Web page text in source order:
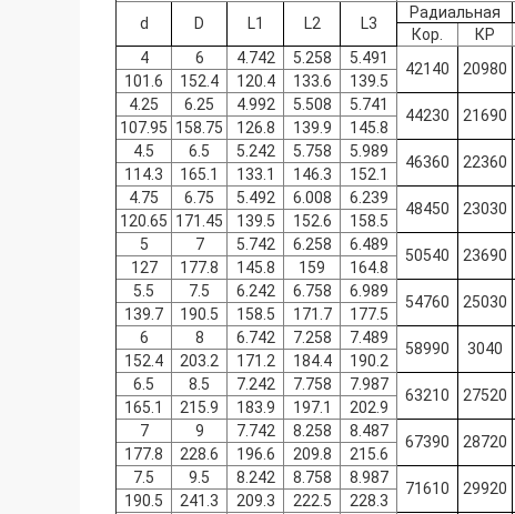
d
D L1 L2 L3
Радиальная
Кор. КР
4
6 4.742 5.258 5.491
42140 20980
101.6 152.4 120.4 133.6
139.5
4.25
6.25 4.992 5.508 5.741
44230 21690
107.95 158.75 126.8 139.9
145.8
4.5
6.5 5.242 5.758 5.989
46360 22360
114.3 165.1 133.1 146.3
152.1
4.75
6.75 5.492 6.008 6.239
48450 23030
120.65 171.45 139.5 152.6
158.5
5
7 5.742 6.258 6.489
50540 23690
127 177.8 145.8 159
164.8
5.5
7.5 6.242 6.758 6.989
54760 25030
139.7 190.5 158.5 171.7
177.5
6
8 6.742 7.258 7.489
58990 3040
152.4 203.2 171.2 184.4
190.2
6.5
8.5 7.242 7.758 7.987
63210 27520
165.1 215.9 183.9 197.1
202.9
7
9 7.742 8.258 8.487
67390 28720
177.8 228.6 196.6 209.8
215.6
7.5
9.5 8.242 8.758 8.987
71610 29920
190.5 241.3 209.3 222.5
228.3